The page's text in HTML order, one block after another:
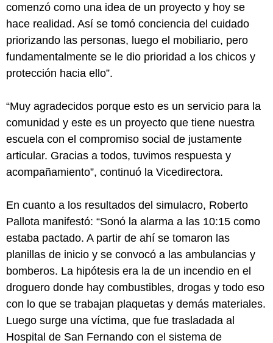
comenzó como una idea de un proyecto y hoy se
hace realidad. Así se tomó conciencia del cuidado
priorizando las personas, luego el mobiliario, pero
fundamentalmente se le dio prioridad a los chicos y
protección hacia ello”.
“Muy agradecidos porque esto es un servicio para la
comunidad y este es un proyecto que tiene nuestra
escuela con el compromiso social de justamente
articular. Gracias a todos, tuvimos respuesta y
acompañamiento”, continuó la Vicedirectora.
En cuanto a los resultados del simulacro, Roberto
Pallota manifestó: “Sonó la alarma a las 10:15 como
estaba pactado. A partir de ahí se tomaron las
planillas de inicio y se convocó a las ambulancias y
bomberos. La hipótesis era la de un incendio en el
droguero donde hay combustibles, drogas y todo eso
con lo que se trabajan plaquetas y demás materiales.
Luego surge una víctima, que fue trasladada al
Hospital de San Fernando con el sistema de